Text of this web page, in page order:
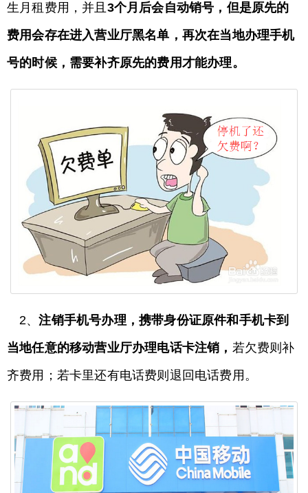
生月租费用，并且 3个月后会自动销号，但是原先的
费用会存在进入营业厅黑名单，再次在当地办理手机
号的时候，需要补齐原先的费用才能办理。
2、注销手机号办理，携带身份证原件和手机卡到
当地任意的移动营业厅办理电话卡注销， 若欠费则补
齐费用；若卡里还有电话费则退回电话费用。